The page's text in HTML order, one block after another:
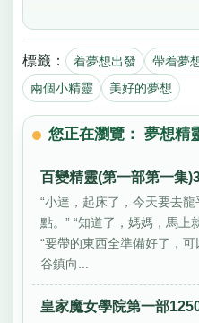
標籤： 着夢想出發 帶着夢
兩個小精靈
美好的夢想
您正在瀏覽： 夢想精
百變精靈(第一部第一集
“小達，起床了，今天要去
點。” “知道了，媽媽，馬上
“要帶的東西全準備好了，
谷鎮向...
皇家魔女學院第一部